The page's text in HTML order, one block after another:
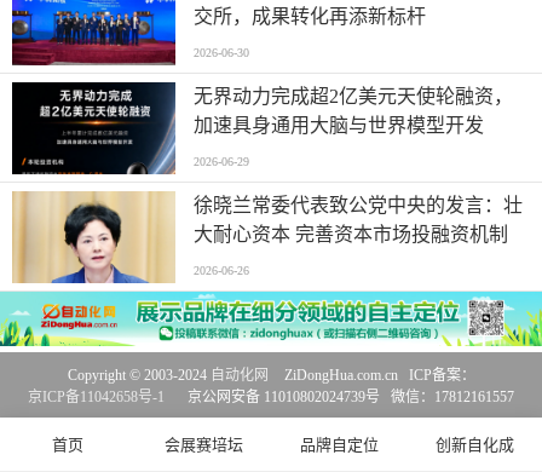
交所，成果转化再添新标杆
2026-06-30
无界动力完成超2亿美元天使轮融资，
加速具身通用大脑与世界模型开发
2026-06-29
徐晓兰常委代表致公党中央的发言：壮
大耐心资本 完善资本市场投融资机制
2026-06-26
首页 会展赛培坛 品牌自定位 创新自化成
Copyright © 2003-2024 自动化网
ZiDongHua.com.cn ICP备案：
京ICP备11042658号-1
京公网安备 11010802024739号 微信：17812161557